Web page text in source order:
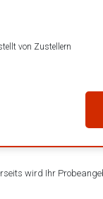
von Zustellern
wird Ihr